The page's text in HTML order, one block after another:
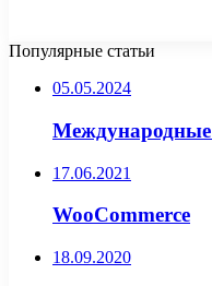
Популярные статьи
05.05.2024
Международные
17.06.2021
WooCommerce
18.09.2020